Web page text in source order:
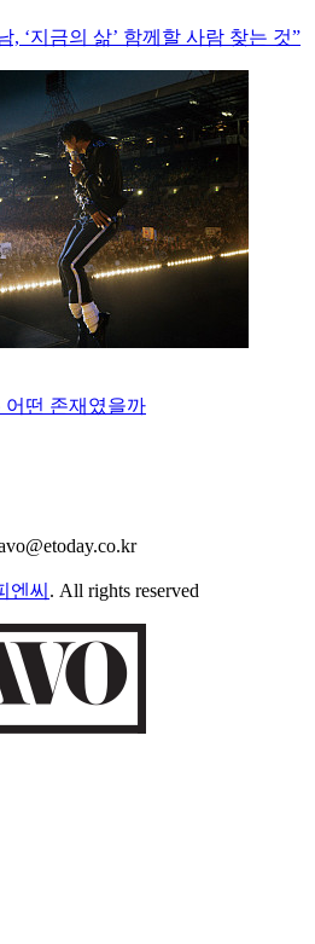
, ‘지금의 삶’ 함께할 사람 찾는 것”
어떤 존재였을까
엔씨 . All rights reserved